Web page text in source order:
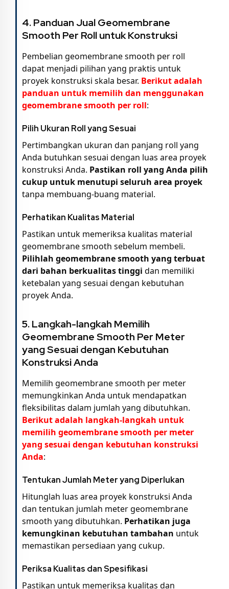
4. Panduan Jual Geomembrane
Smooth Per Roll untuk Konstruksi
Pembelian geomembrane smooth per roll
dapat menjadi pilihan yang praktis untuk
proyek konstruksi skala besar. Berikut adalah
panduan untuk memilih dan menggunakan
geomembrane smooth per roll:
Pilih Ukuran Roll yang Sesuai
Pertimbangkan ukuran dan panjang roll yang
Anda butuhkan sesuai dengan luas area proyek
konstruksi Anda. Pastikan roll yang Anda pilih
cukup untuk menutupi seluruh area proyek
tanpa membuang-buang material.
Perhatikan Kualitas Material
Pastikan untuk memeriksa kualitas material
geomembrane smooth sebelum membeli.
Pilihlah geomembrane smooth yang terbuat
dari bahan berkualitas tinggi dan memiliki
ketebalan yang sesuai dengan kebutuhan
proyek Anda.
5. Langkah-langkah Memilih
Geomembrane Smooth Per Meter
yang Sesuai dengan Kebutuhan
Konstruksi Anda
Memilih geomembrane smooth per meter
memungkinkan Anda untuk mendapatkan
fleksibilitas dalam jumlah yang dibutuhkan.
Berikut adalah langkah-langkah untuk
memilih geomembrane smooth per meter
yang sesuai dengan kebutuhan konstruksi
Anda:
Tentukan Jumlah Meter yang Diperlukan
Hitunglah luas area proyek konstruksi Anda
dan tentukan jumlah meter geomembrane
smooth yang dibutuhkan. Perhatikan juga
kemungkinan kebutuhan tambahan untuk
memastikan persediaan yang cukup.
Periksa Kualitas dan Spesifikasi
Pastikan untuk memeriksa kualitas dan